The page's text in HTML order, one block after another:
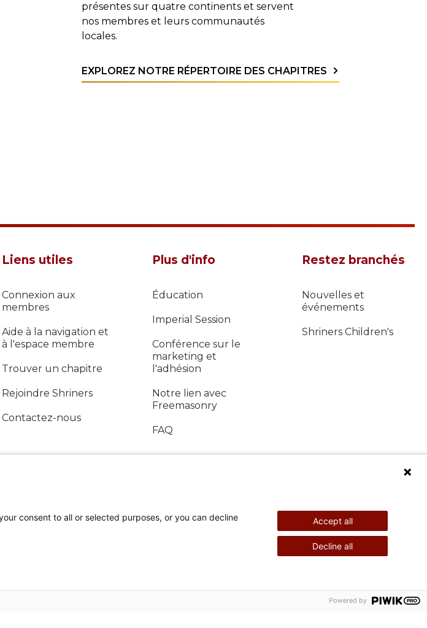
présentes sur quatre continents et servent
nos membres et leurs communautés
locales.
EXPLOREZ NOTRE RÉPERTOIRE DES CHAPITRES
Liens utiles
Connexion aux
membres
Aide à la navigation et
à l'espace membre
Trouver un chapitre
Rejoindre Shriners
Contactez-nous
Plus d'info
Éducation
Imperial Session
Conférence sur le
marketing et
l'adhésion
Notre lien avec
Freemasonry
FAQ
Restez branchés
Nouvelles et
événements
Shriners Children's
LES MÉDIAS SOCIAUX
©2026 Shriners International
consent to all or selected purposes, or you can decline
Accept all
Decline all
Powered by